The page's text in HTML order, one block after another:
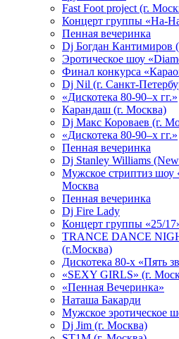
Fast Foot project (г.
Концерт группы «На-
Пенная вечеринка
Dj Богдан Кантимиров
Эротическое шоу
Финал конкурса
Dj Nil (г. Санкт-
«Дискотека 80-90–х гг.»
Карандаш (г. Москва)
Dj Макс Короваев (г.
«Дискотека 80-90–х гг.»
Пенная вечеринка
Dj Stanley Williams
Мужское стриптиз шоу
Москва
Пенная вечеринка
Dj Fire Lady
Концерт группы «25/
TRANCE DANCE
(г.Москва)
Дискотека 80-х «Пять
«SEXY GIRLS» (г.
«Пенная Вечеринка»
Hаташа Бакарди
Мужское эротическое
Dj Jim (г. Москва)